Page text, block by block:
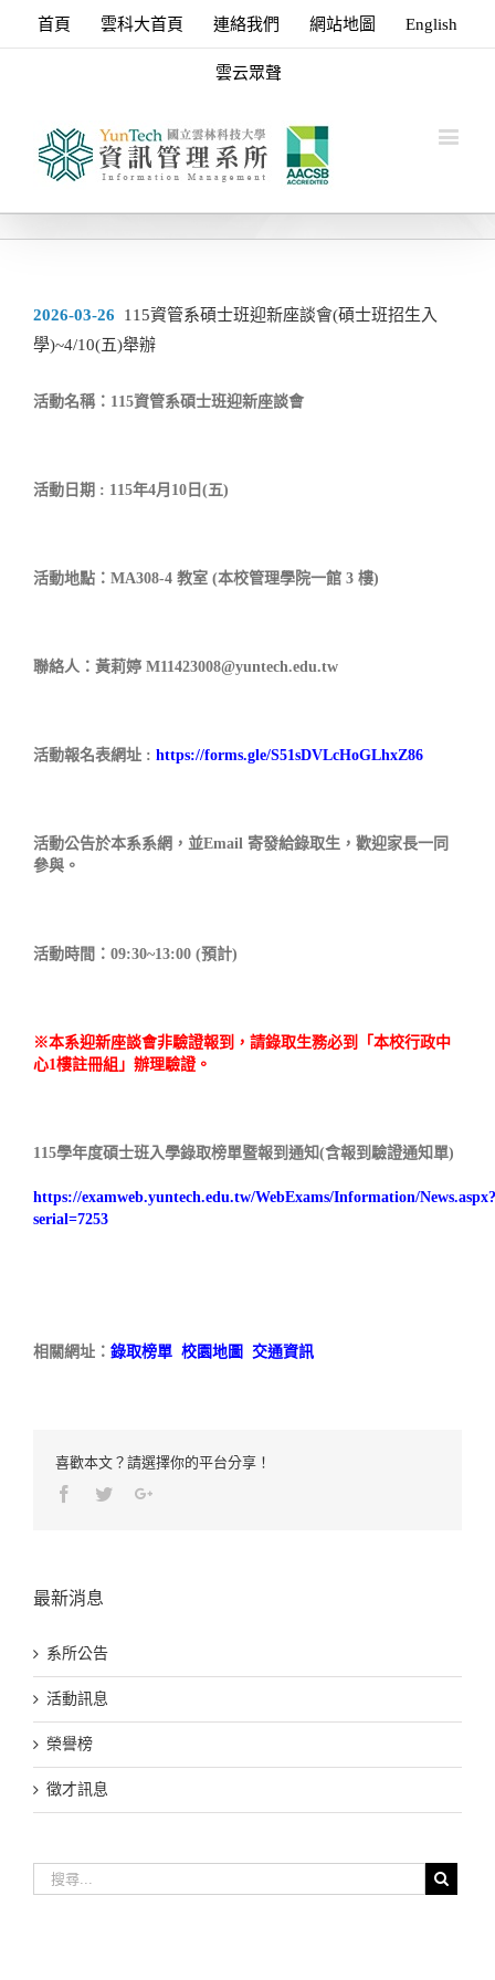
首頁 雲科大首頁 連絡我們 網站地圖 English
雲云眾聲
2026-03-26 115資管系碩士班迎新座談會(碩士班招生入
學)~4/10(五)舉辦
活動名稱：115資管系碩士班迎新座談會
活動日期 : 115年4月10日(五)
活動地點：MA308-4 教室 (本校管理學院一館 3 樓)
聯絡人：黃莉婷 M11423008@yuntech.edu.tw
活動報名表網址 : https://forms.gle/S51sDVLcHoGLhxZ86
活動公告於本系系網，並Email 寄發給錄取生，歡迎家長一同
參與。
活動時間：09:30~13:00 (預計)
※本系迎新座談會非驗證報到，請錄取生務必到「本校行政中
心1樓註冊組」辦理驗證。
115學年度碩士班入學錄取榜單暨報到通知(含報到驗證通知單)
https://examweb.yuntech.edu.tw/WebExams/Information/News.aspx?
serial=7253
相關網址： 錄取榜單 校園地圖 交通資訊
喜歡本文？請選擇你的平台分享！
Facebook
TwitterGoogle+
最新消息
系所公告
活動訊息
榮譽榜
徵才訊息